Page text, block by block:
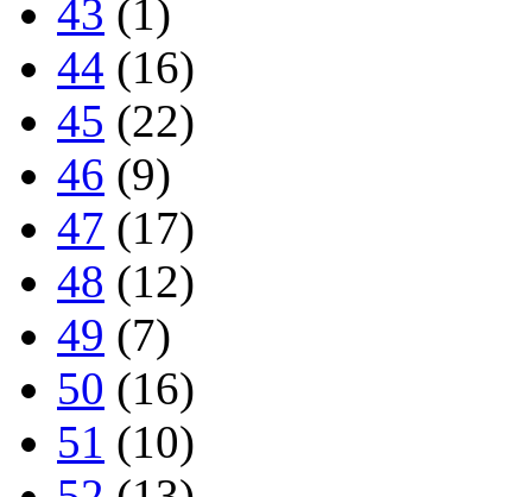
43 (1)
44 (16)
45 (22)
46 (9)
47 (17)
48 (12)
49 (7)
50 (16)
51 (10)